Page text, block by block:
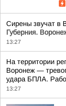
Сирены звучат в
Губерния.
13:27
На территории
Воронеж —
удара БПЛА.
13:27